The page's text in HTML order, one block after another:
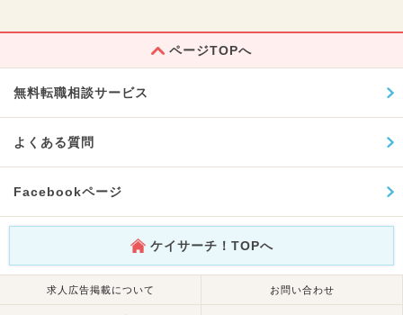
ページTOPへ
無料転職相談サービス
よくある質問
Facebookページ
ケイサーチ！TOPへ
求人広告掲載について お問い合わせ